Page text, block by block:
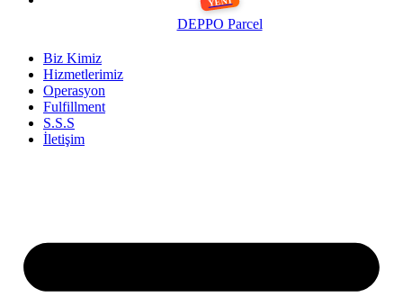
DEPPO Parcel
Biz Kimiz
Hizmetlerimiz
Operasyon
Fulfillment
S.S.S
İletişim